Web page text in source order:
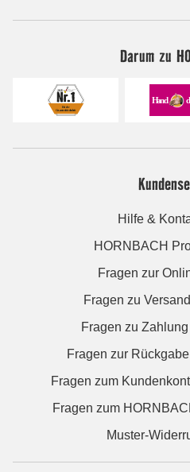
Darum zu
Hilfe &
HORNBACH
Fragen zur
Fragen zu
Fragen zu
Fragen zur
Fragen zum
Fragen zum
Muster-